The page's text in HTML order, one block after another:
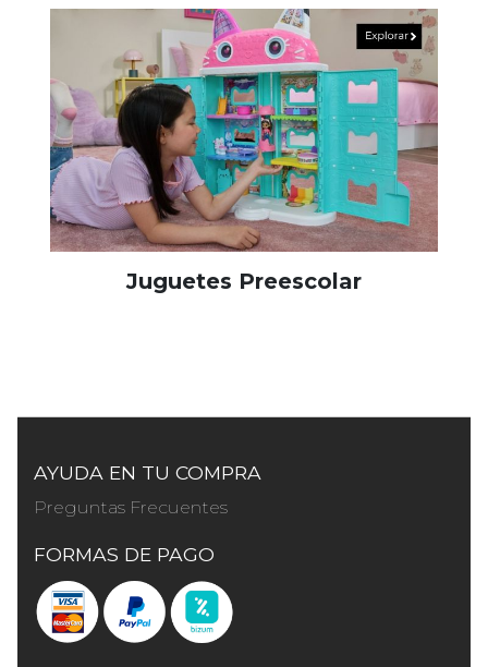
Juguetes Preescolar
AYUDA EN TU COMPRA
Preguntas Frecuentes
FORMAS DE PAGO